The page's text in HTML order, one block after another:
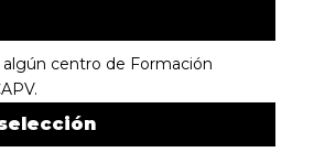
algún centro de Formación